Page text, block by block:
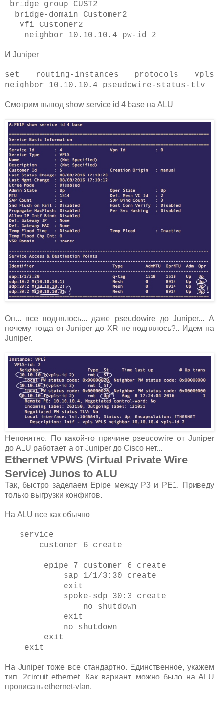
bridge group CUST2
bridge-domain Customer2
vfi Customer2
neighbor 10.10.10.4 pw-id 2
И Juniper
set routing-instances protocols vpls
neighbor 10.10.10.4 pseudowire-status-tlv
Смотрим вывод show service id 4 base на ALU
Оп... все поднялось... даже pseudowire до Juniper... А
почему тогда от Juniper до XR не поднялось?.. Идем на
Juniper.
Непонятно. По какой-то причине pseudowire от Juniper
до ALU работает, а от Juniper до Cisco нет...
Ethernet VPWS (Virtual Private Wire
Service) Junos to ALU
Так, быстро заделаем Epipe между P3 и PE1. Приведу
только выгрузки конфигов.
На ALU все как обычно
service
customer 6 create
epipe 7 customer 6 create
sap 1/1/3:30 create
exit
spoke-sdp 30:3 create
no shutdown
exit
no shutdown
exit
exit
На Juniper тоже все стандартно. Единственное, укажем
тип l2circuit ethernet. Как вариант, можно было на ALU
прописать ethernet-vlan.